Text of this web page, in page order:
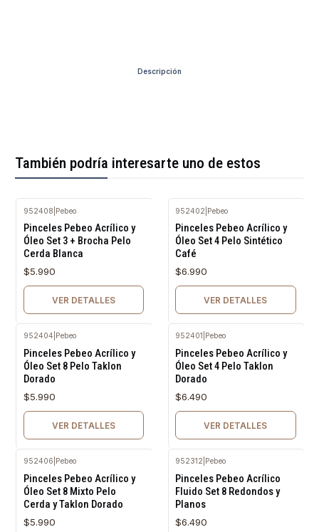
Descripción
También podría interesarte uno de estos
952408 Pebeo
Pinceles Pebeo Acrílico y
Óleo Set 3 + Brocha Pelo
Cerda Blanca
$5.990
VER DETALLES
952402 Pebeo
Pinceles Pebeo Acrílico y
Óleo Set 4 Pelo Sintético
Café
$6.990
VER DETALLES
952404 Pebeo
Pinceles Pebeo Acrílico y
Óleo Set 8 Pelo Taklon
Dorado
$5.990
VER DETALLES
952401 Pebeo
Pinceles Pebeo Acrílico y
Óleo Set 4 Pelo Taklon
Dorado
$6.490
VER DETALLES
952406 Pebeo
Pinceles Pebeo Acrílico y
Óleo Set 8 Mixto Pelo
Cerda y Taklon Dorado
$5.990
952312 Pebeo
Pinceles Pebeo Acrílico
Fluido Set 8 Redondos y
Planos
$6.490